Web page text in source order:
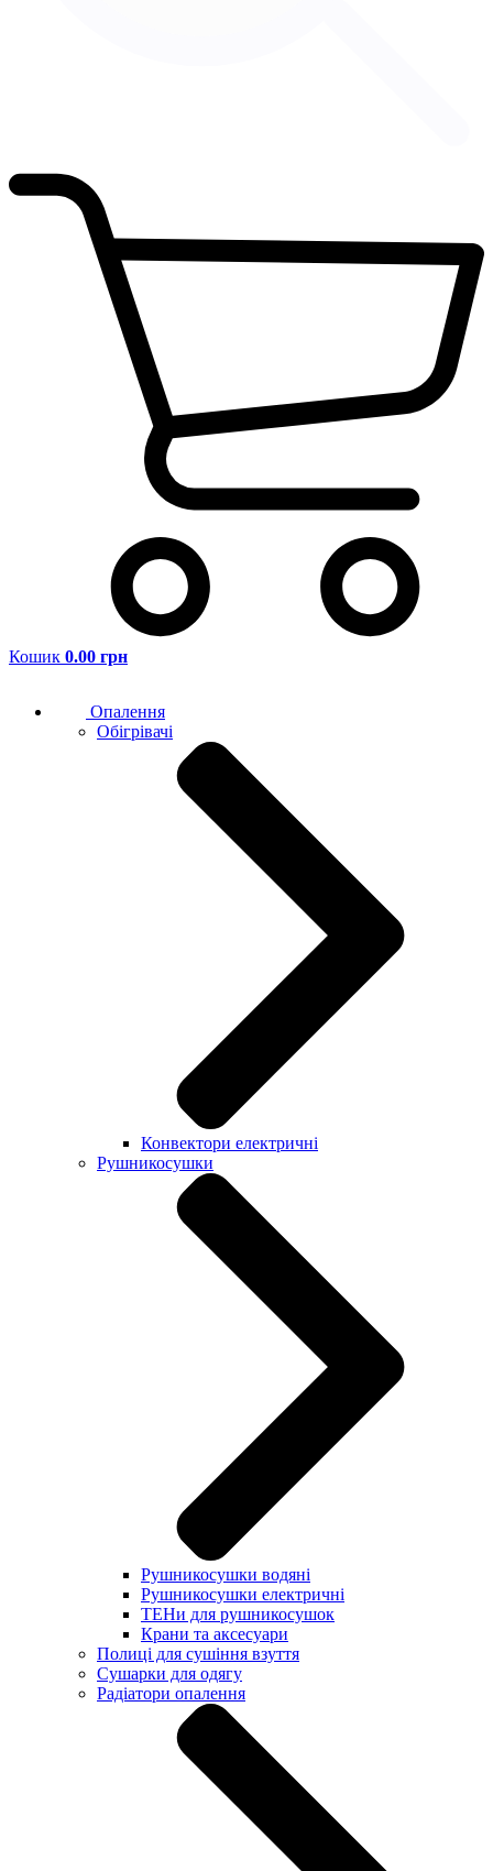
Кошик 0.00 грн
Опалення
Обігрівачі
Конвектори електричні
Рушникосушки
Рушникосушки водяні
Рушникосушки електричні
ТЕНи для рушникосушок
Крани та аксесуари
Полиці для сушіння взуття
Сушарки для одягу
Радіатори опалення